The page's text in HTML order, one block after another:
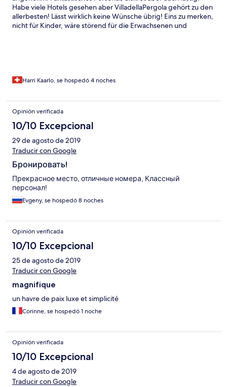
Habe viele Hotels gesehen aber VilladellaPergola gehört zu den
allerbesten! Lässt wirklich keine Wünsche übrig! Eins zu merken,
nicht für Kinder, wäre störend für die Erwachsenen und
Harri Kaarlo, se hospedó 4 noches
Opinión verificada
10/10 Excepcional
29 de agosto de 2019
Traducir con Google
Бронировать!
Прекрасное место, отличные номера, Классный
персонал!
Evgeny, se hospedó 8 noches
Opinión verificada
10/10 Excepcional
25 de agosto de 2019
Traducir con Google
magnifique
un havre de paix luxe et simplicité
Corinne, se hospedó 1 noche
Opinión verificada
10/10 Excepcional
4 de agosto de 2019
Traducir con Google